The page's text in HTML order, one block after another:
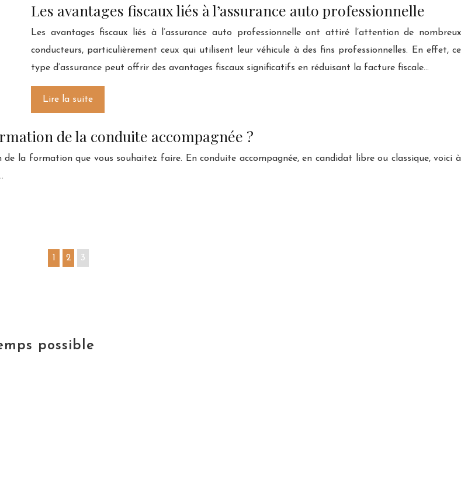
Les avantages fiscaux liés à l’assurance auto professionnelle
Les avantages fiscaux liés à l’assurance auto professionnelle ont attiré l’attention de nombreux
conducteurs, particulièrement ceux qui utilisent leur véhicule à des fins professionnelles. En effet, ce
type d’assurance peut offrir des avantages fiscaux significatifs en réduisant la facture fiscale…
Lire la suite
de la conduite accompagnée ?
la formation que vous souhaitez faire. En conduite accompagnée, en candidat libre ou classique, voici à
1 2 3
possible